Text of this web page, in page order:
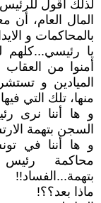
لذلك أقول
المال العام، أن
بالمحاكمات و
يا
أمنوا من
الميادين و
منها، تلك التي
و ها أننا نرى
السجن بتهمة
و ها أننا في
محاكمة
بتهمة...الفساد!!
ماذا بعد؟؟!